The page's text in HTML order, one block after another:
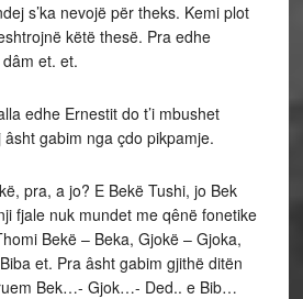
s’ka nevojë për theks. Kemi plot
këtë thesë. Pra edhe
et. et.
edhe Ernestit do t’i mbushet
gabim nga çdo pikpamje.
pra, a jo? E Bekë Tushi, jo Bek
fjale nuk mundet me qênë fonetike
Bekë – Beka, Gjokë – Gjoka,
et. Pra âsht gabim gjithë ditën
Bek…- Gjok…- Ded.. e Bib…